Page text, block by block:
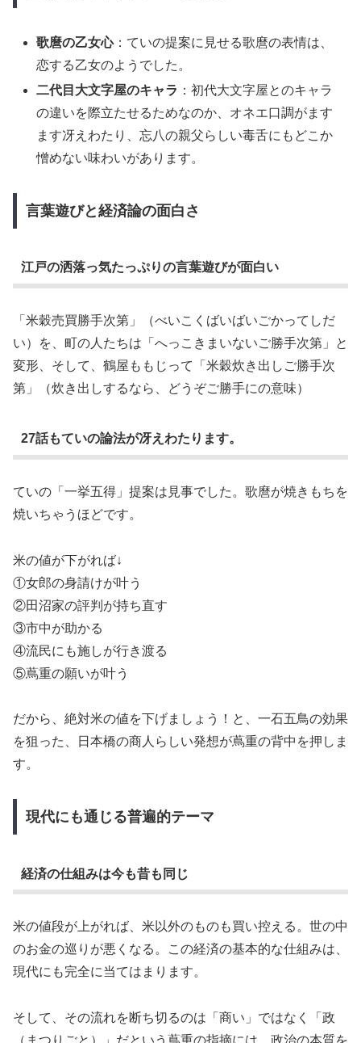
歌麿の乙女心：ていの提案に見せる歌麿の表情は、
恋する乙女のようでした。
二代目大文字屋のキャラ ：初代大文字屋とのキャラ
の違いを際立たせるためなのか、オネエ口調がます
ます冴えわたり、忘八の親父らしい毒舌にもどこか
憎めない味わいがあります。
言葉遊びと経済論の面白さ
江戸の洒落っ気たっぷりの言葉遊びが面白い
「米穀売買勝手次第」（べいこくばいばいごかってしだ
い）を、町の人たちは「へっこきまいないご勝手次第」と
変形、そして、鶴屋ももじって「米穀炊き出しご勝手次
第」（炊き出しするなら、どうぞご勝手にの意味）
27話もていの論法が冴えわたります。
ていの「一挙五得」提案は見事でした。歌麿が焼きもちを
焼いちゃうほどです。
米の値が下がれば↓
①女郎の身請けが叶う
②田沼家の評判が持ち直す
③市中が助かる
④流民にも施しが行き渡る
⑤蔦重の願いが叶う
だから、絶対米の値を下げましょう！と、一石五鳥の効果
を狙った、日本橋の商人らしい発想が蔦重の背中を押しま
す。
現代にも通じる普遍的テーマ
経済の仕組みは今も昔も同じ
米の値段が上がれば、米以外のものも買い控える。世の中
のお金の巡りが悪くなる。この経済の基本的な仕組みは、
現代にも完全に当てはまります。
そして、その流れを断ち切るのは「商い」ではなく「政
（まつりごと）」だという蔦重の指摘には、政治の本質を